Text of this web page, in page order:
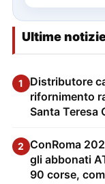
Ultime
1
Distributore
rifornimento
Santa Teresa
2 ConRoma
gli abbonati
90 corse,